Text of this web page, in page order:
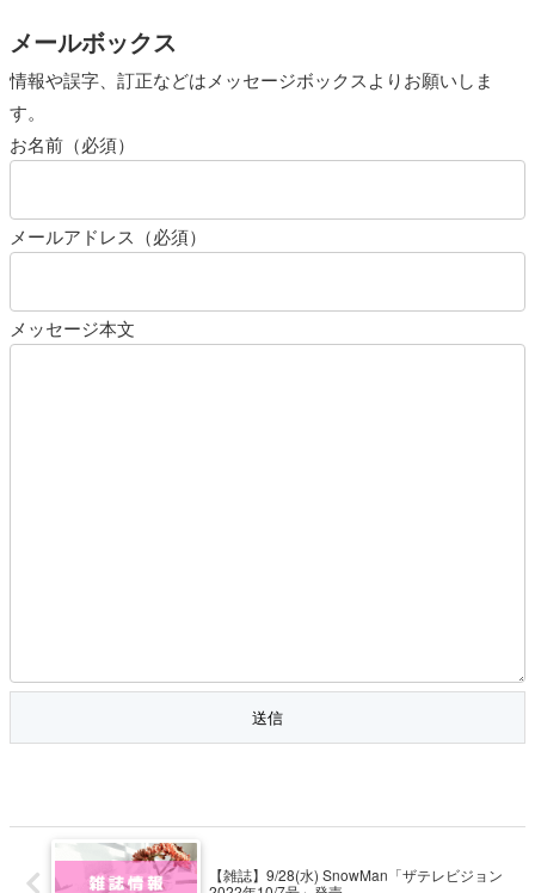
メールボックス
情報や誤字、訂正などはメッセージボックスよりお願いしま
す。
お名前（必須）
メールアドレス（必須）
メッセージ本文
【雑誌】9/28(水) SnowMan「ザテレビジョン